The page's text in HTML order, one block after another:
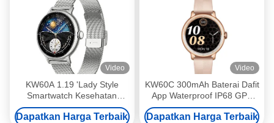
Video
KW60A 1.19 'Lady Style
Smartwatch Kesehatan
Wanita Smart Watch IP68
Waterproof GPS Olahraga
Dapatkan Harga Terbaik
Video
KW60C 300mAh Baterai Dafit
App Waterproof IP68 GPS
Motion Track Layar Bulat
Smartwatch untuk Kesehatan
Dapatkan Harga Terbaik